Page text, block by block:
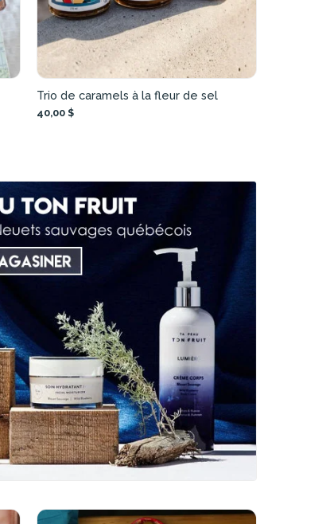
Trio de caramels à la fleur de sel
40,00 $